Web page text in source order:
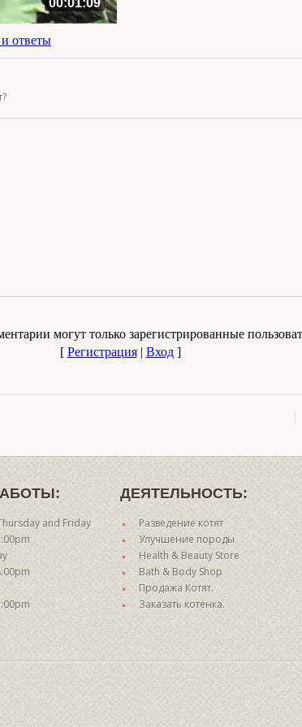
00:01:09
ответы
могут только зарегистрированные
[ Регистрация| Вход]
and Friday
ДЕЯТЕЛЬНОСТЬ:
Разведение котят
Улучшение породы
Health & Beauty Store
Bath & Body Shop
Продажа Котят.
Заказать котенка.